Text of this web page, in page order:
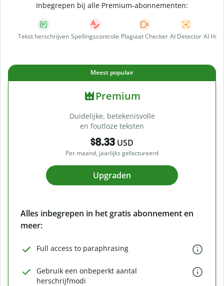
Inbegrepen bij alle Premium-abonnementen:
Tekst herschrijven Spellingscontrole Plagiaat Checker AI Detector AI
Meest populair
Premium
Duidelijke, betekenisvolle
en foutloze teksten
$8.33 USD
Per maand, jaarlijks gefactureerd
Upgraden
Alles inbegrepen in het gratis abonnement en
meer:
Full access to paraphrasing
Gebruik een onbeperkt aantal
herschrijfmodi